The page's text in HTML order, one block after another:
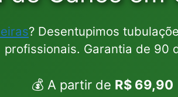
? Desentupimos
profissionais. Garantia de 90
💰 A partir de R$ 69,90